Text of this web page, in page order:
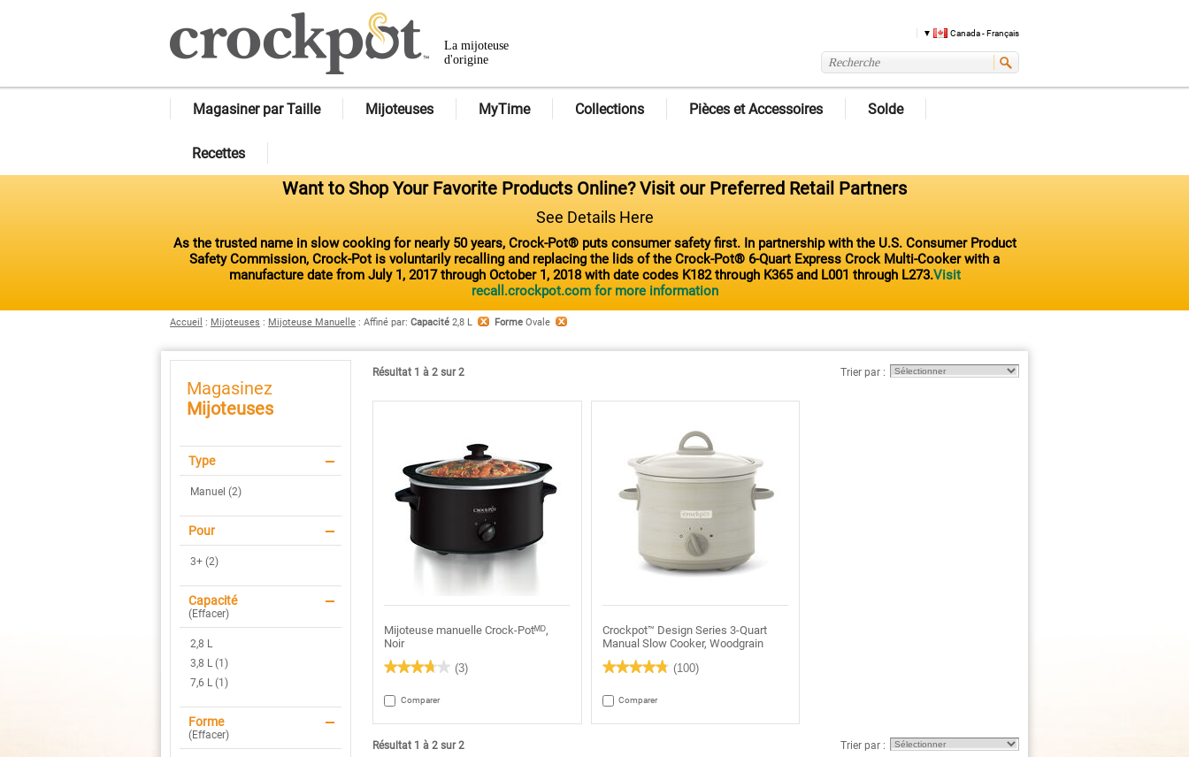
La mijoteuse
d'origine
Canada - Français
Magasiner par Taille Mijoteuses MyTime Collections Pièces et Accessoires Solde
Recettes
Want to Shop Your Favorite Products Online? Visit our Preferred Retail Partners
See Details Here
As the trusted name in slow cooking for nearly 50 years, Crock-Pot® puts consumer safety first. In partnership with the U.S. Consumer Product
Safety Commission, Crock-Pot is voluntarily recalling and replacing the lids of the Crock-Pot® 6-Quart Express Crock Multi-Cooker with a
manufacture date from July 1, 2017 through October 1, 2018 with date codes K182 through K365 and L001 through L273.Visit
recall.crockpot.com for more information
Accueil : Mijoteuses : Mijoteuse Manuelle : Affiné par: Capacité 2,8 L Forme Ovale
Magasinez
Mijoteuses
Type
Manuel (2)
Pour
3+ (2)
Capacité
(Effacer)
2,8 L
3,8 L (1)
7,6 L (1)
Forme
(Effacer)
Résultat 1 à 2 sur 2 Trier par :
Mijoteuse manuelle Crock-Potᴹᴰ,
Noir
★★★★★
★★★★★
étoile(s)
sur
les
avis
(3)
Comparer
Crockpot™ Design Series 3-Quart
Manual Slow Cooker, Woodgrain
★★★★★
★★★★★
étoile(s)
sur
(100)
Comparer
Résultat 1 à 2 sur 2 Trier par :